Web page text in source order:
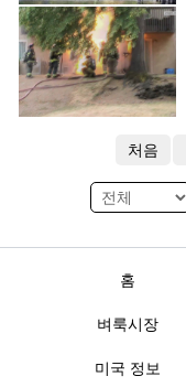
처음
홈
벼룩시장
미국 정보